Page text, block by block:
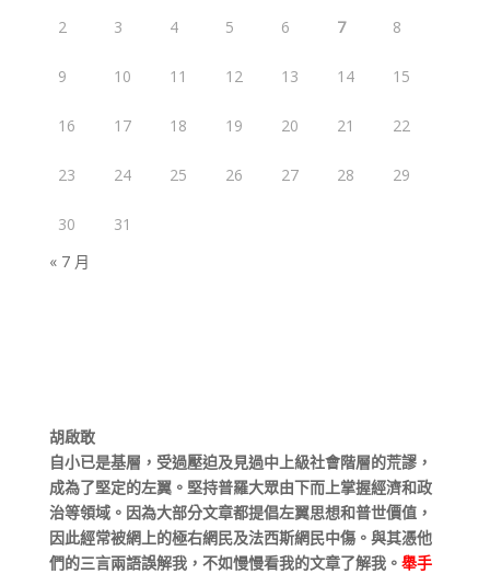
2 3 4 5 6 7 8
9 10 11 12 13 14 15
16 17 18 19 20 21 22
23 24 25 26 27 28 29
30
31
« 7 月
胡啟敢
自小已是基層，受過壓迫及見過中上級社會階層的荒謬，
成為了堅定的左翼。堅持普羅大眾由下而上掌握經濟和政
治等領域。因為大部分文章都提倡左翼思想和普世價值，
因此經常被網上的極右網民及法西斯網民中傷。與其憑他
們的三言兩語誤解我，不如慢慢看我的文章了解我。 舉手